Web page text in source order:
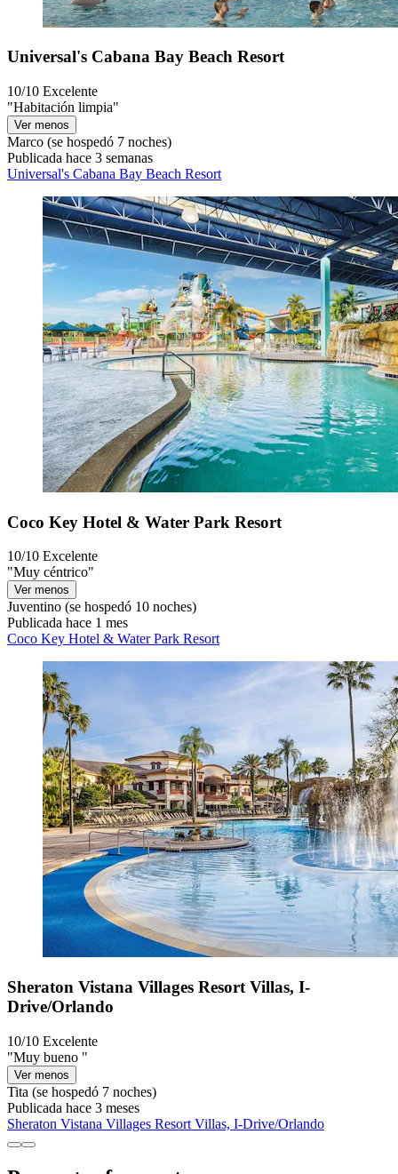
Universal's Cabana Bay Beach Resort
10/10 Excelente
"Habitación limpia"
Ver menos
Marco (se hospedó 7 noches)
Publicada hace 3 semanas
Universal's Cabana Bay Beach Resort
Coco Key Hotel & Water Park Resort
10/10 Excelente
"Muy céntrico"
Ver menos
Juventino (se hospedó 10 noches)
Publicada hace 1 mes
Coco Key Hotel & Water Park Resort
Sheraton Vistana Villages Resort Villas, I-
Drive/Orlando
10/10 Excelente
"Muy bueno "
Ver menos
Tita (se hospedó 7 noches)
Publicada hace 3 meses
Sheraton Vistana Villages Resort Villas, I-Drive/Orlando